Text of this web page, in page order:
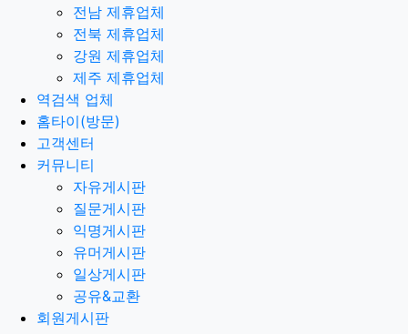
전남 제휴업체
전북 제휴업체
강원 제휴업체
제주 제휴업체
역검색 업체
홈타이(방문)
고객센터
커뮤니티
자유게시판
질문게시판
익명게시판
유머게시판
일상게시판
공유&교환
회원게시판